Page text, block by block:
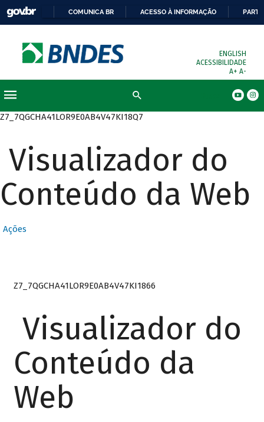
COMUNICA BR ACESSO À INFORMAÇÃO
ENGLISH
ACESSIBILIDADE
A+ A-
Z7_7QGCHA41LOR9E0AB4V47KI18Q7
Visualizador do
Conteúdo da Web
Ações
Z7_7QGCHA41LOR9E0AB4V47KI1866
Visualizador do
Conteúdo da
Web